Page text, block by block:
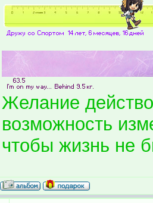
Желание
возможность
чтобы жизнь не